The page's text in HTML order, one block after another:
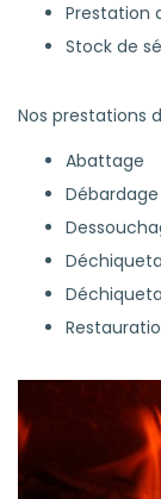
Prestation
Stock de
Nos prestations
Abattage
Débardage